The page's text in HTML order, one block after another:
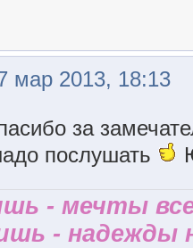
мар 2013, 18:13
за
послушать
- мечты
- надежды